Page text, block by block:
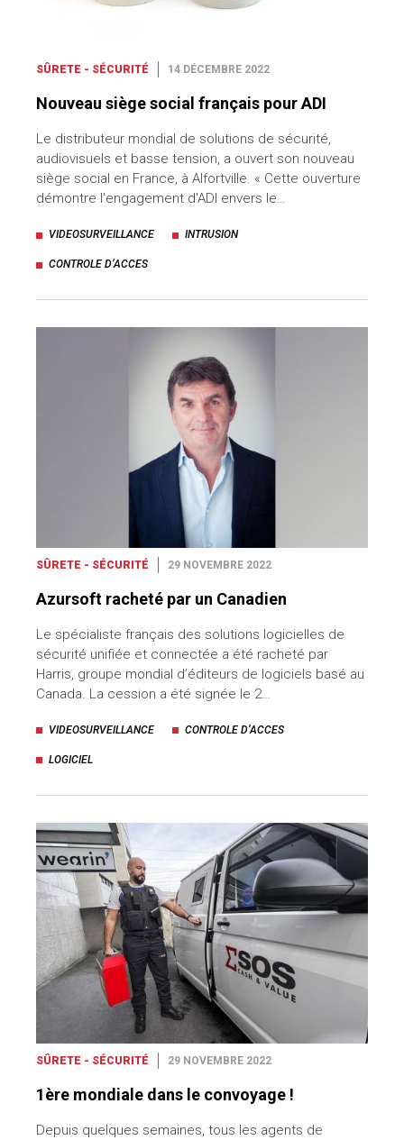
SÛRETE - SÉCURITÉ 14 DÉCEMBRE 2022
Nouveau siège social français pour ADI
Le distributeur mondial de solutions de sécurité,
audiovisuels et basse tension, a ouvert son nouveau
siège social en France, à Alfortville. « Cette ouverture
démontre l'engagement d'ADI envers le…
VIDEOSURVEILLANCE INTRUSION
CONTROLE D’ACCES
SÛRETE - SÉCURITÉ 29 NOVEMBRE 2022
Azursoft racheté par un Canadien
Le spécialiste français des solutions logicielles de
sécurité unifiée et connectée a été racheté par
Harris, groupe mondial d’éditeurs de logiciels basé au
Canada. La cession a été signée le 2…
VIDEOSURVEILLANCE CONTROLE D’ACCES
LOGICIEL
SÛRETE - SÉCURITÉ 29 NOVEMBRE 2022
1ère mondiale dans le convoyage !
Depuis quelques semaines, tous les agents de